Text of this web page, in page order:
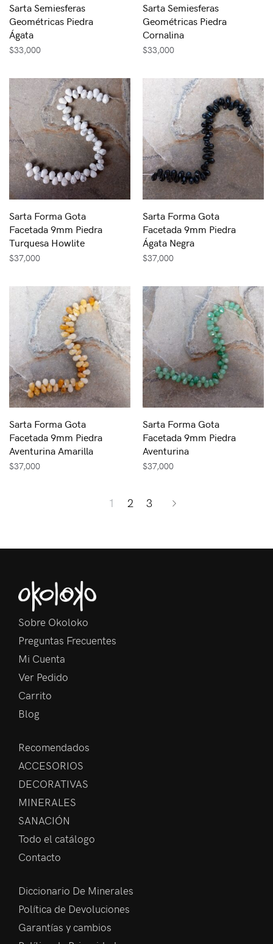
Sarta Semiesferas
Geométricas Piedra
Ágata
$33,000
Sarta Semiesferas
Geométricas Piedra
Cornalina
$33,000
Sarta Forma Gota
Facetada 9mm Piedra
Turquesa Howlite
$37,000
Sarta Forma Gota
Facetada 9mm Piedra
Ágata Negra
$37,000
Sarta Forma Gota
Facetada 9mm Piedra
Aventurina Amarilla
$37,000
Sarta Forma Gota
Facetada 9mm Piedra
Aventurina
$37,000
1 2 3
Sobre Okoloko
Preguntas Frecuentes
Mi Cuenta
Ver Pedido
Carrito
Blog
Recomendados
ACCESORIOS
DECORATIVAS
MINERALES
SANACIÓN
Todo el catálogo
Contacto
Diccionario De Minerales
Política de Devoluciones
Garantías y cambios